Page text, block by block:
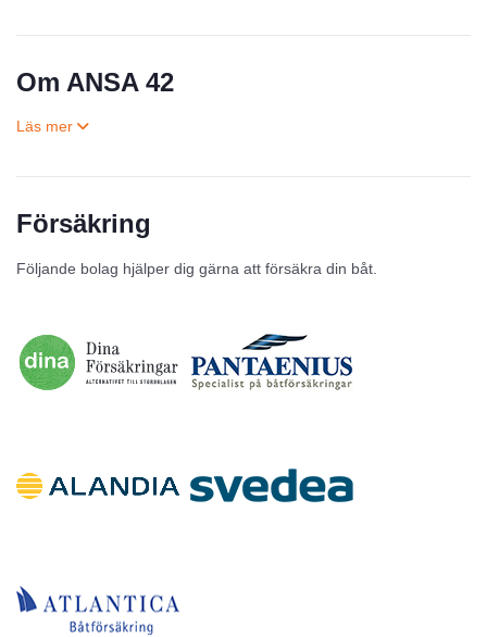
Om ANSA 42
Försäkring
Följande bolag hjälper dig gärna att försäkra din båt.